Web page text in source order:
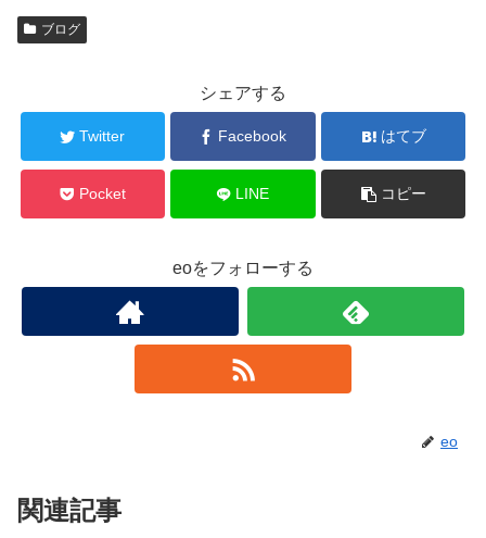
ブログ
シェアする
Twitter Facebook はてブ
Pocket LINE コピー
eoをフォローする
eo
関連記事